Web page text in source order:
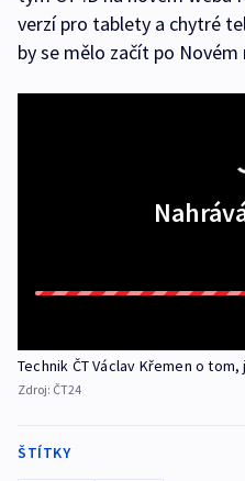
verzí pro tablety a chytré
by se mělo začít po Novém
Technik ČT Václav Křemen o
Zdroj: ČT24
ŠTÍTKY